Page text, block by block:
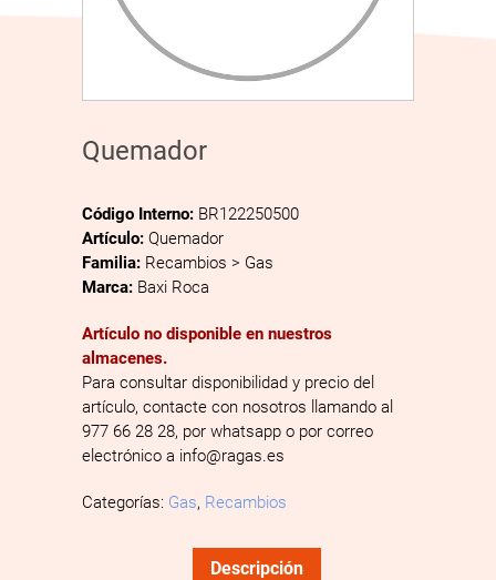
Quemador
Código Interno: BR122250500
Artículo: Quemador
Familia: Recambios > Gas
Marca: Baxi Roca
Artículo no disponible en nuestros
almacenes.
Para consultar disponibilidad y precio del
artículo, contacte con nosotros llamando al
977 66 28 28, por whatsapp o por correo
electrónico a info@ragas.es
Categorías: Gas, Recambios
Descripción